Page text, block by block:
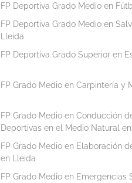
FP Deportiva Grado Medio en
FP Deportiva Grado Medio en
Lleida
FP Deportiva Grado Superior en
FP Grado Medio en Carpintería y
FP Grado Medio en Conducción
Deportivas en el Medio Natural
FP Grado Medio en Elaboración
en Lleida
FP Grado Medio en Emergencias